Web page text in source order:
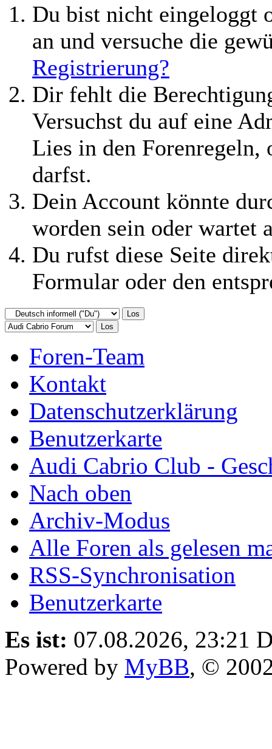
Du bist nicht eingeloggt
an und versuche die
Registrierung?
Dir fehlt die
Versuchst du auf eine
Lies in den Forenregeln,
darfst.
Dein Account könnte
worden sein oder wartet
Du rufst diese Seite
Formular oder den
Foren-Team
Kontakt
Datenschutzerklärung
Benutzerkarte
Audi Cabrio Club -
Nach oben
Archiv-Modus
Alle Foren als gelesen
RSS-Synchronisation
Benutzerkarte
Es ist: 07.08.2026, 23:21
Powered by MyBB, ©